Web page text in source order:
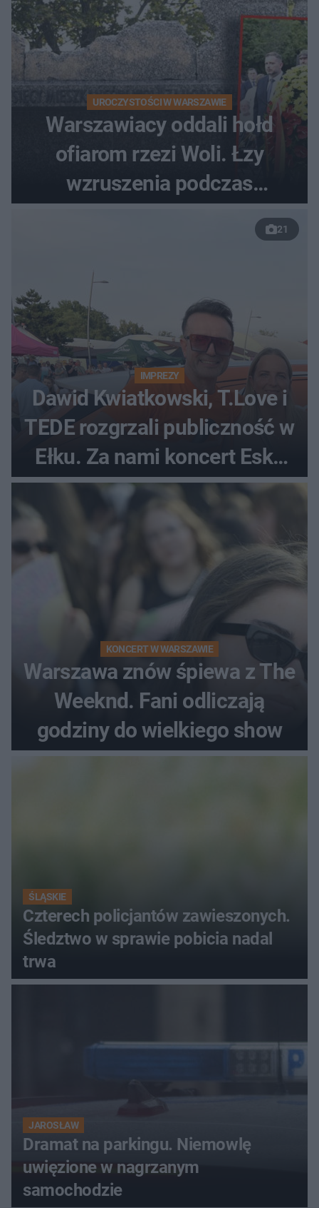
UROCZYSTOŚCI W WARSZAWIE
Warszawiacy oddali hołd
ofiarom rzezi Woli. Łzy
wzruszenia podczas
21
IMPREZY
Dawid Kwiatkowski, T.Love i
TEDE rozgrzali publiczność w
Ełku. Za nami koncert Eska
Music Tour [ZDJĘCIA]
KONCERT W WARSZAWIE
Warszawa znów śpiewa z The
Weeknd. Fani odliczają
godziny do wielkiego show
ŚLĄSKIE
Czterech policjantów zawieszonych.
Śledztwo w sprawie pobicia nadal
trwa
JAROSŁAW
Dramat na parkingu. Niemowlę
uwięzione w nagrzanym
samochodzie